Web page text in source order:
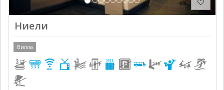
Ниели
Вилла